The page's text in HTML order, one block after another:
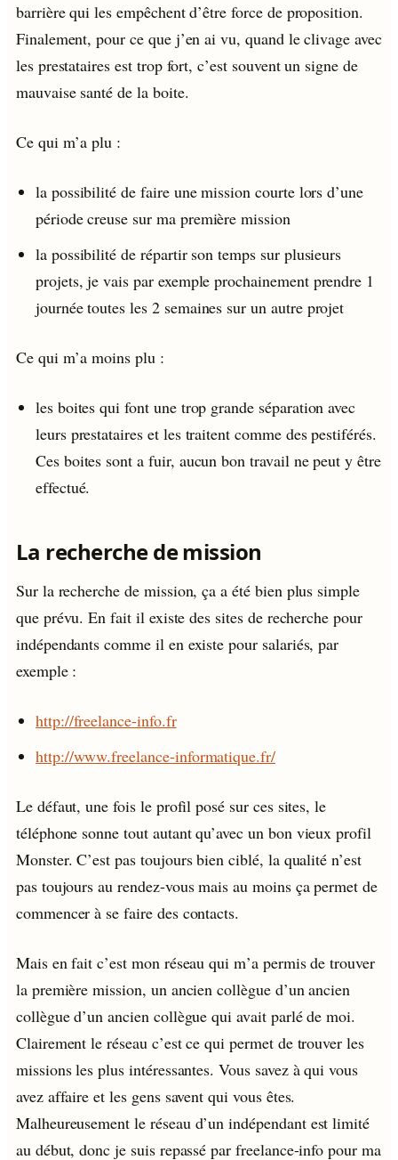
barrière qui les empêchent d’être force de proposition.
Finalement, pour ce que j’en ai vu, quand le clivage avec
les prestataires est trop fort, c’est souvent un signe de
mauvaise santé de la boite.
Ce qui m’a plu :
la possibilité de faire une mission courte lors d’une
période creuse sur ma première mission
la possibilité de répartir son temps sur plusieurs
projets, je vais par exemple prochainement prendre 1
journée toutes les 2 semaines sur un autre projet
Ce qui m’a moins plu :
les boites qui font une trop grande séparation avec
leurs prestataires et les traitent comme des pestiférés.
Ces boites sont a fuir, aucun bon travail ne peut y être
effectué.
La recherche de mission
Sur la recherche de mission, ça a été bien plus simple
que prévu. En fait il existe des sites de recherche pour
indépendants comme il en existe pour salariés, par
exemple :
http://freelance-info.fr
http://www.freelance-informatique.fr/
Le défaut, une fois le profil posé sur ces sites, le
téléphone sonne tout autant qu’avec un bon vieux profil
Monster. C’est pas toujours bien ciblé, la qualité n’est
pas toujours au rendez-vous mais au moins ça permet de
commencer à se faire des contacts.
Mais en fait c’est mon réseau qui m’a permis de trouver
la première mission, un ancien collègue d’un ancien
collègue d’un ancien collègue qui avait parlé de moi.
Clairement le réseau c’est ce qui permet de trouver les
missions les plus intéressantes. Vous savez à qui vous
avez affaire et les gens savent qui vous êtes.
Malheureusement le réseau d’un indépendant est limité
au début, donc je suis repassé par freelance-info pour ma